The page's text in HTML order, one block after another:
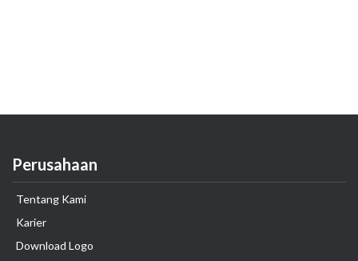
Perusahaan
Tentang Kami
Karier
Download Logo